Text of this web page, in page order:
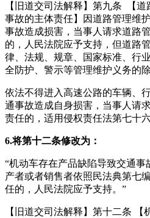
【旧道交司法解释】第九条 【
事故的主体责任】因道路管理维
事故造成损害，当事人请求道路
的，人民法院应予支持，但道路
律、法规、规章、国家标准、行
全防护、警示等管理维护义务的除
依法不得进入高速公路的车辆、
通事故造成自身损害，当事人请
责任的，适用侵权责任法第七十六
6.将第十二条修改为：
“机动车存在产品缺陷导致交通
产者或者销售者依照民法典第七
任的，人民法院应予支持。”
【旧道交司法解释】第十二条